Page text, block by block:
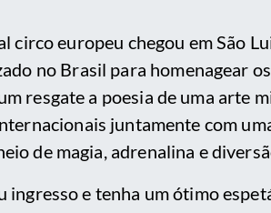
circo europeu chegou em São
no Brasil para homenagear
resgate a poesia de uma arte
juntamente com
de magia, adrenalina e
ingresso e tenha um ótimo